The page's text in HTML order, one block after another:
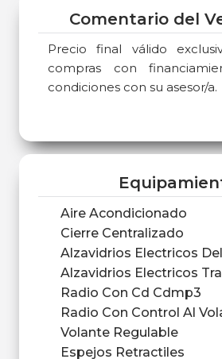
Comentario del
Precio final válido
compras con
condiciones con su asesor/a.
Aire Acondicionado
Cierre Centralizado
Alzavidrios Electricos
Alzavidrios Electricos
Radio Con Cd Cdmp3
Radio Con Control Al
Volante Regulable
Espejos Retractiles